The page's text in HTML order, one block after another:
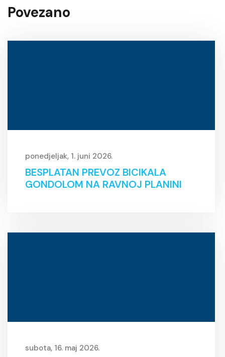
Povezano
ponedjeljak, 1. juni 2026.
BESPLATAN PREVOZ BICIKALA
GONDOLOM NA RAVNOJ PLANINI
subota, 16. maj 2026.